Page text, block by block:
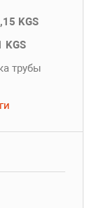
KGS
KGS
трубы